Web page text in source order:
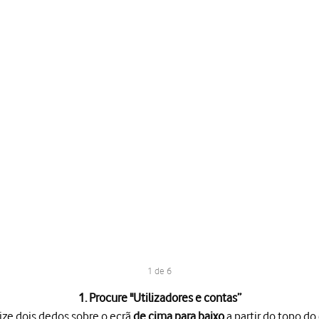
1 de 6
1. Procure "Utilizadores e contas”
dois dedos sobre o ecrãde cima para baixoa partir do topo do